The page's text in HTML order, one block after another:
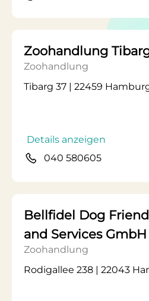
Zoohandlung
Zoohandlung
Tibarg 37 | 22459
Details anzeigen
040 580605
Bellfidel Dog
and Services GmbH
Zoohandlung
Rodigallee 238 | 22043